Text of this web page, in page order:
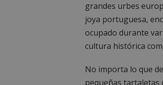
grandes urbes
joya portuguesa,
ocupado durante
cultura histórica
No importa lo que
pequeñas tartaletas